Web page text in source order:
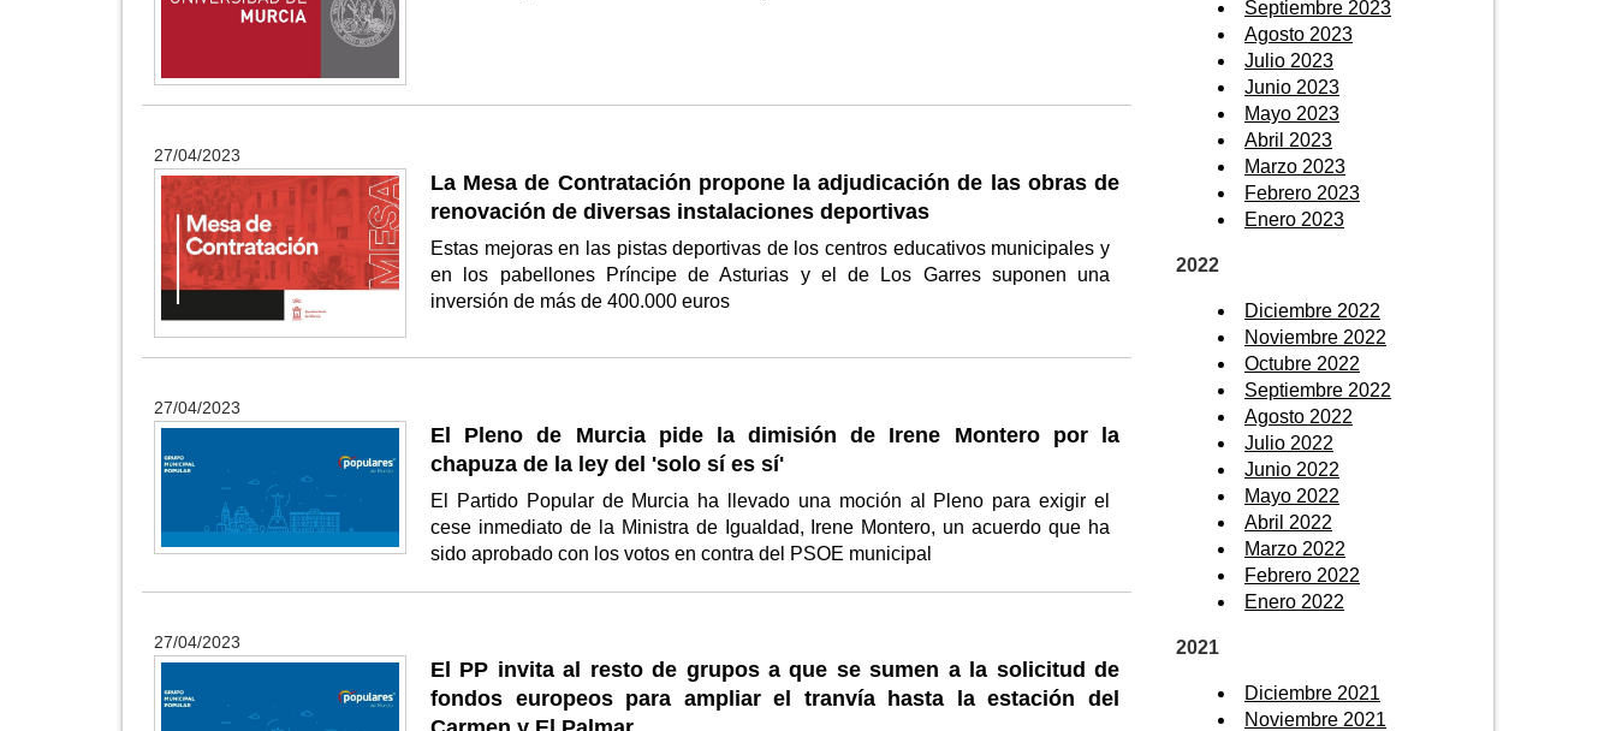
27/04/2023
La Mesa de Contratación propone la adjudicación de las obras de
renovación de diversas instalaciones deportivas
Estas mejoras en las pistas deportivas de los centros educativos municipales y
en los pabellones Príncipe de Asturias y el de Los Garres suponen una
inversión de más de 400.000 euros
27/04/2023
El Pleno de Murcia pide la dimisión de Irene Montero por la
chapuza de la ley del 'solo sí es sí'
El Partido Popular de Murcia ha llevado una moción al Pleno para exigir el
cese inmediato de la Ministra de Igualdad, Irene Montero, un acuerdo que ha
sido aprobado con los votos en contra del PSOE municipal
27/04/2023
El PP invita al resto de grupos a que se sumen a la solicitud de
fondos europeos para ampliar el tranvía hasta la estación del
Septiembre 2023
Agosto 2023
Julio 2023
Junio 2023
Mayo 2023
Abril 2023
Marzo 2023
Febrero 2023
Enero 2023
2022
Diciembre 2022
Noviembre 2022
Octubre 2022
Septiembre 2022
Agosto 2022
Julio 2022
Junio 2022
Mayo 2022
Abril 2022
Marzo 2022
Febrero 2022
Enero 2022
2021
Diciembre 2021
Noviembre 2021